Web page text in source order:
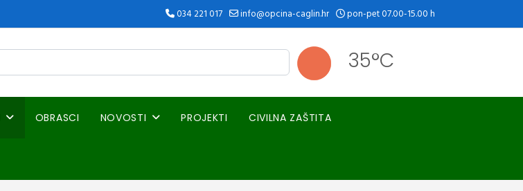
034 221 017 info@opcina-caglin.hr pon-pet 07.00-15.00 h
35°C
OBRASCI NOVOSTI PROJEKTI CIVILNA ZAŠTITA